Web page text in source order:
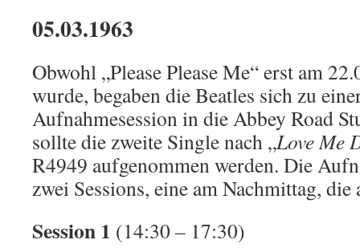
05.03.1963
Obwohl „Please Please Me“ erst am
wurde, begaben die Beatles sich zu
Aufnahmesession in die Abbey Road
sollte die zweite Single nach „Love Me
R4949 aufgenommen werden. Die
zwei Sessions, eine am Nachmittag, die
Session 1 (14:30 – 17:30)